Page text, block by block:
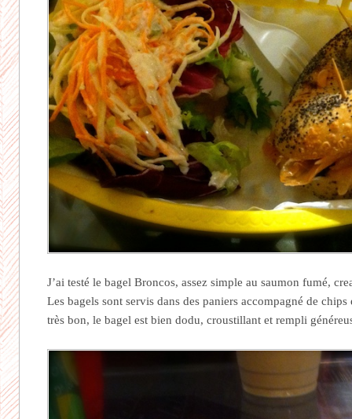
J’ai testé le bagel Broncos, assez simple au saumon fumé,
Les bagels sont servis dans des paniers accompagné de
très bon, le bagel est bien dodu, croustillant et rempli